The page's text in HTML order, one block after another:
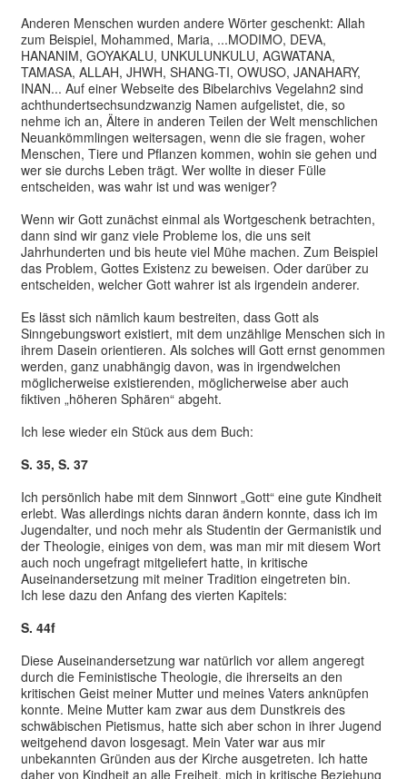
Anderen Menschen wurden andere Wörter geschenkt: Allah
zum Beispiel, Mohammed, Maria, ...MODIMO, DEVA,
HANANIM, GOYAKALU, UNKULUNKULU, AGWATANA,
TAMASA, ALLAH, JHWH, SHANG-TI, OWUSO, JANAHARY,
INAN... Auf einer Webseite des Bibelarchivs Vegelahn2 sind
achthundertsechsundzwanzig Namen aufgelistet, die, so
nehme ich an, Ältere in anderen Teilen der Welt menschlichen
Neuankömmlingen weitersagen, wenn die sie fragen, woher
Menschen, Tiere und Pflanzen kommen, wohin sie gehen und
wer sie durchs Leben trägt. Wer wollte in dieser Fülle
entscheiden, was wahr ist und was weniger?
Wenn wir Gott zunächst einmal als Wortgeschenk betrachten,
dann sind wir ganz viele Probleme los, die uns seit
Jahrhunderten und bis heute viel Mühe machen. Zum Beispiel
das Problem, Gottes Existenz zu beweisen. Oder darüber zu
entscheiden, welcher Gott wahrer ist als irgendein anderer.
Es lässt sich nämlich kaum bestreiten, dass Gott als
Sinngebungswort existiert, mit dem unzählige Menschen sich in
ihrem Dasein orientieren. Als solches will Gott ernst genommen
werden, ganz unabhängig davon, was in irgendwelchen
möglicherweise existierenden, möglicherweise aber auch
fiktiven „höheren Sphären“ abgeht.
Ich lese wieder ein Stück aus dem Buch:
S. 35, S. 37
Ich persönlich habe mit dem Sinnwort „Gott“ eine gute Kindheit
erlebt. Was allerdings nichts daran ändern konnte, dass ich im
Jugendalter, und noch mehr als Studentin der Germanistik und
der Theologie, einiges von dem, was man mir mit diesem Wort
auch noch ungefragt mitgeliefert hatte, in kritische
Auseinandersetzung mit meiner Tradition eingetreten bin.
Ich lese dazu den Anfang des vierten Kapitels:
S. 44f
Diese Auseinandersetzung war natürlich vor allem angeregt
durch die Feministische Theologie, die ihrerseits an den
kritischen Geist meiner Mutter und meines Vaters anknüpfen
konnte. Meine Mutter kam zwar aus dem Dunstkreis des
schwäbischen Pietismus, hatte sich aber schon in ihrer Jugend
weitgehend davon losgesagt. Mein Vater war aus mir
unbekannten Gründen aus der Kirche ausgetreten. Ich hatte
daher von Kindheit an alle Freiheit, mich in kritische Beziehung